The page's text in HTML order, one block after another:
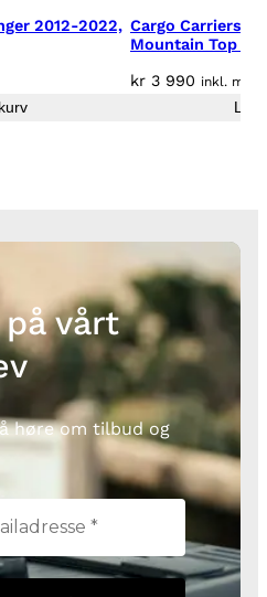
2012-2022, Cargo Carriers
Mountain Top
kr 3 990 inkl. mva
vårt
høre om tilbud og